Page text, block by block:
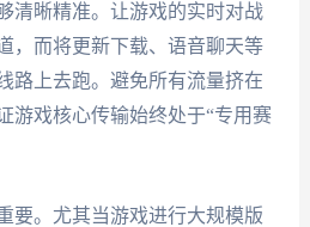
清晰精准。让游戏的实时对战
，而将更新下载、语音聊天等
路上去跑。避免所有流量挤在
游戏核心传输始终处于“专用赛
要。尤其当游戏进行大规模版